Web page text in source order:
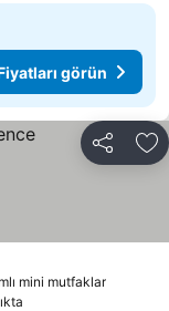
görün
Paylaş
mini mutfaklar